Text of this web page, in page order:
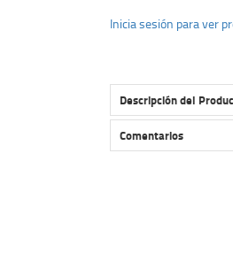
Inicia sesión para ver
Descripción del
LLANTA 20X2.40
Comentarios